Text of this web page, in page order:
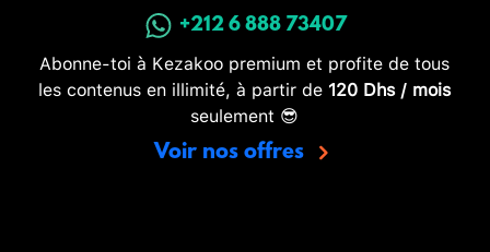
+212 6 888 73407
Abonne-toi à Kezakoo premium et profite de tous
les contenus en illimité, à partir de 120 Dhs / mois
seulement 😎
Voir nos offres